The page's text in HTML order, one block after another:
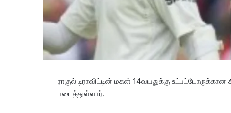
ராகுல் டிராவிட்டின் மகன் 14வயதுக்கு
படைத்துள்ளார்.